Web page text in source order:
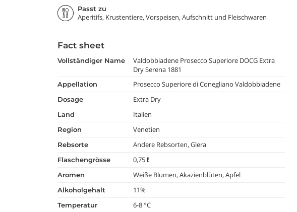
Passt zu
Aperitifs, Krustentiere, Vorspeisen, Aufschnitt und Fleischwaren
Fact sheet
vollständiger Name
Valdobbiadene Prosecco Superiore DOCG Extra
Dry Serena 1881
appellation Prosecco Superiore di Conegliano Valdobbiadene
dosage Extra Dry
land Italien
region Venetien
rebsorte Andere Rebsorten, Glera
flaschengrösse 0,75 ℓ
aromen Weiße Blumen, Akazienblüten, Apfel
alkoholgehalt 11%
temperatur 6-8 °C